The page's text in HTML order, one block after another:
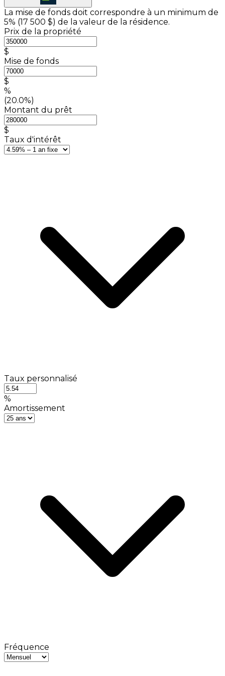
La mise de fonds doit correspondre à un minimum de
5% (17 500 $) de la valeur de la résidence.
Prix de la propriété
$
Mise de fonds
$
%
(20.0%)
Montant du prêt
$
Taux d'intérêt
Taux personnalisé
%
Amortissement
Fréquence